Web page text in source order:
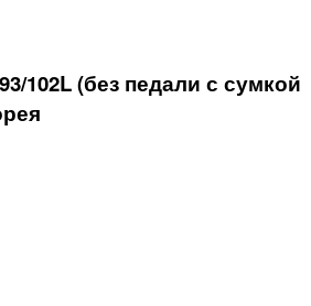
102L (без педали с сумкой